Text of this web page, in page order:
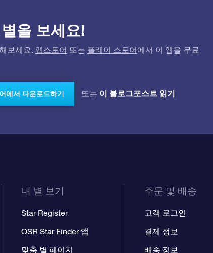
을 보세요!
보세요. 앱스토어 또는 플레이 스토어에서 이 앱을 무료
에서 다운로드하기 또는 이 블로그포스트 읽기
내 별 보기
Star Register
OSR Star Finder 앱
맞춤 별 페이지
주문 및 배송
고객 로그인
결제 정보
배송 정보